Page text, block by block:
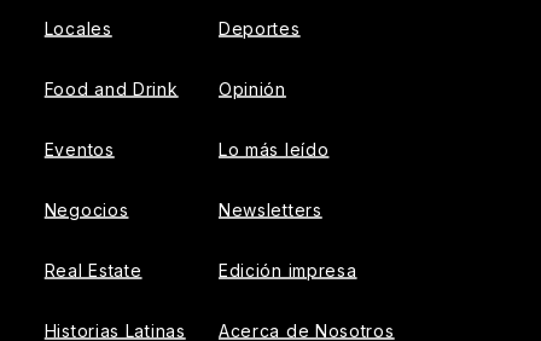
Locales
Food and Drink
Eventos
Negocios
Real Estate
Historias Latinas
Deportes
Opinión
Lo más leído
Newsletters
Edición impresa
Acerca de Nosotros